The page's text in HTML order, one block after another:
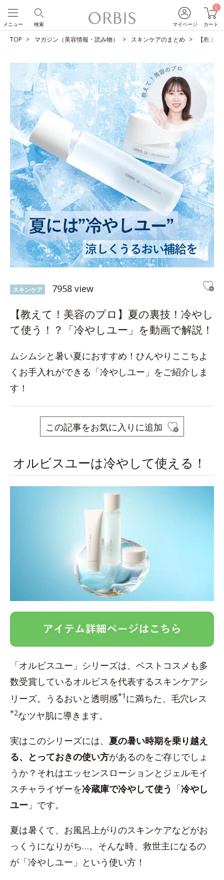
マイページ
0
カート
検索
メニュー
TOP マガジン（美容情報・読み物） スキンケアのまとめ 【教え
スキンケア 7958 view
【教えて！美容のプロ】夏の裏技！冷やし
て使う！？「冷やしユー」を動画で解説！
ムシムシと暑い夏におすすめ！ひんやりここちよ
くお手入れができる「冷やしユー」をご紹介しま
す！
この記事をお気に入りに追加
オルビスユーは冷やして使える！
「オルビスユー」シリーズは、ベストコスメも多
数受賞しているオルビスを代表するスキンケアシ
リーズ。うるおいと透明感*1 に満ちた、毛穴レス
*2なツヤ肌に導きます。
実はこのシリーズには、 夏の暑い時期を乗り越え
る、とっておきの使い方があるのをご存じでしょ
うか？それはエッセンスローションとジェルモイ
スチャライザーを冷蔵庫で冷やして使う 「冷やし
ユー 」です。
夏は暑くて、お風呂上がりのスキンケアなどがお
っくうになりがち…。そんな時、救世主になるの
が「冷やしユー」という使い方！